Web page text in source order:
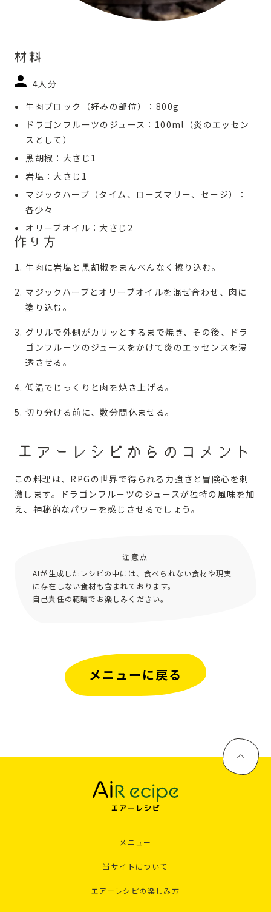
材料
4人分
牛肉ブロック（好みの部位）：800g
ドラゴンフルーツのジュース：100ml（炎のエッセン
スとして）
黒胡椒：大さじ1
岩塩：大さじ1
マジックハーブ（タイム、ローズマリー、セージ）：
各少々
オリーブオイル：大さじ2
作り方
牛肉に岩塩と黒胡椒をまんべんなく擦り込む。
マジックハーブとオリーブオイルを混ぜ合わせ、肉に
塗り込む。
グリルで外側がカリッとするまで焼き、その後、ドラ
ゴンフルーツのジュースをかけて炎のエッセンスを浸
透させる。
低温でじっくりと肉を焼き上げる。
切り分ける前に、数分間休ませる。
エアーレシピからのコメント
この料理は、RPGの世界で得られる力強さと冒険心を刺
激します。ドラゴンフルーツのジュースが独特の風味を加
え、神秘的なパワーを感じさせるでしょう。
注意点
AIが生成したレシピの中には、食べられない食材や現実
に存在しない食材も含まれております。
自己責任の範疇でお楽しみください。
メニューに戻る
メニュー
当サイトについて
エアーレシピの楽しみ方